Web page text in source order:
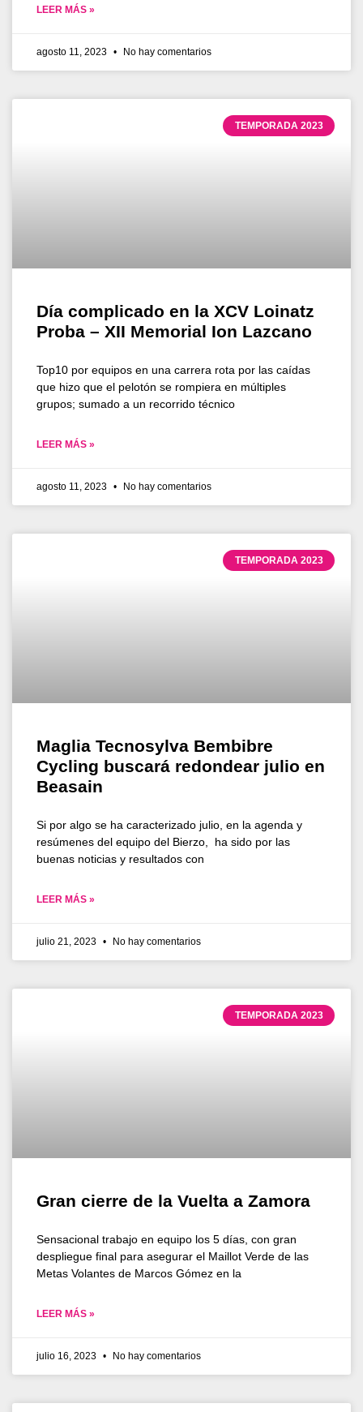
LEER MÁS »
agosto 11, 2023 No hay comentarios
TEMPORADA 2023
Día complicado en la XCV Loinatz
Proba – XII Memorial Ion Lazcano
Top10 por equipos en una carrera rota por las caídas
que hizo que el pelotón se rompiera en múltiples
grupos; sumado a un recorrido técnico
LEER MÁS »
agosto 11, 2023 No hay comentarios
TEMPORADA 2023
Maglia Tecnosylva Bembibre
Cycling buscará redondear julio en
Beasain
Si por algo se ha caracterizado julio, en la agenda y
resúmenes del equipo del Bierzo, ha sido por las
buenas noticias y resultados con
LEER MÁS »
julio 21, 2023 No hay comentarios
TEMPORADA 2023
Gran cierre de la Vuelta a Zamora
Sensacional trabajo en equipo los 5 días, con gran
despliegue final para asegurar el Maillot Verde de las
Metas Volantes de Marcos Gómez en la
LEER MÁS »
julio 16, 2023 No hay comentarios